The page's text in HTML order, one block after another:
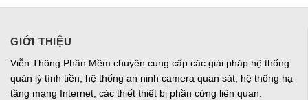
GIỚI THIỆU
Viễn Thông Phần Mềm chuyên cung cấp các giải pháp hệ thống
quản lý tính tiền, hệ thống an ninh camera quan sát, hệ thống hạ
tầng mạng Internet, các thiết thiết bị phần cứng liên quan.